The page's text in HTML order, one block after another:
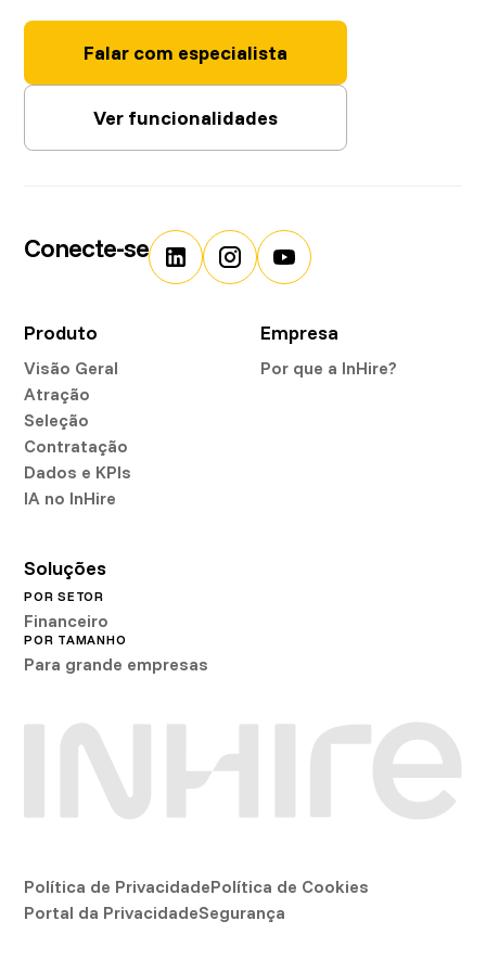
Falar com especialista
Ver funcionalidades
Conecte-se
Produto
Visão Geral
Atração
Seleção
Contratação
Dados e KPIs
IA no InHire
Empresa
Por que a InHire?
Soluções
POR SETOR
Financeiro
POR TAMANHO
Para grande empresas
Política de PrivacidadePolítica de Cookies
Portal da PrivacidadeSegurança